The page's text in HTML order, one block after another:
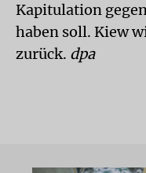
Kapitulation
haben soll. Kiew
zurück. dpa